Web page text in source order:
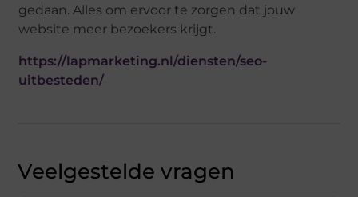
gedaan. Alles om ervoor te zorgen dat jouw
website meer bezoekers krijgt.
https://lapmarketing.nl/diensten/seo-
uitbesteden/
Veelgestelde vragen